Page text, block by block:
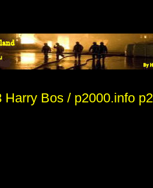
Bos / p2000.info